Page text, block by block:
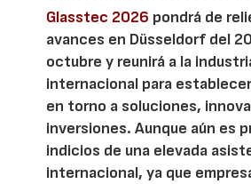
Glasstec 2026 pondrá de
avances en Düsseldorf del
octubre y reunirá a la
internacional para
en torno a soluciones,
inversiones. Aunque aún es
indicios de una elevada
internacional, ya que